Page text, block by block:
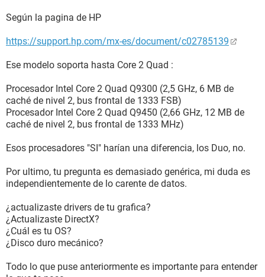
Según la pagina de HP
https://support.hp.com/mx-es/document/c02785139
Ese modelo soporta hasta Core 2 Quad :
Procesador Intel Core 2 Quad Q9300 (2,5 GHz, 6 MB de
caché de nivel 2, bus frontal de 1333 FSB)
Procesador Intel Core 2 Quad Q9450 (2,66 GHz, 12 MB de
caché de nivel 2, bus frontal de 1333 MHz)
Esos procesadores "SI" harían una diferencia, los Duo, no.
Por ultimo, tu pregunta es demasiado genérica, mi duda es
independientemente de lo carente de datos.
¿actualizaste drivers de tu grafica?
¿Actualizaste DirectX?
¿Cuál es tu OS?
¿Disco duro mecánico?
Todo lo que puse anteriormente es importante para entender